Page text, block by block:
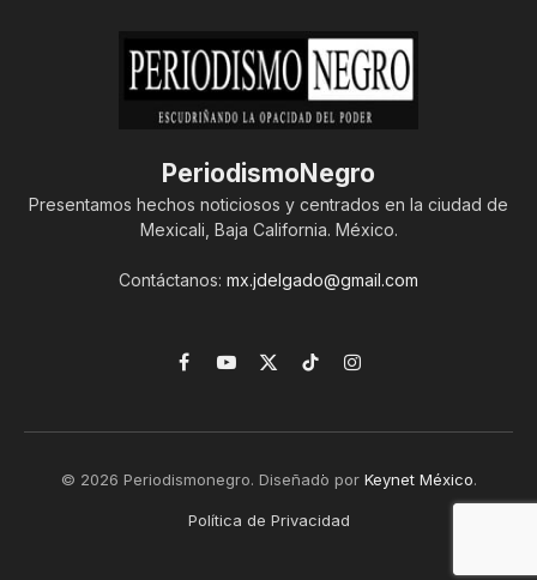
PeriodismoNegro
Presentamos hechos noticiosos y centrados en la ciudad de
Mexicali, Baja California. México.
Contáctanos: mx.jdelgado@gmail.com
Facebook
YouTube
X
TikTokInstagram
© 2026 Periodismonegro. Diseñado por Keynet México.
Política de Privacidad